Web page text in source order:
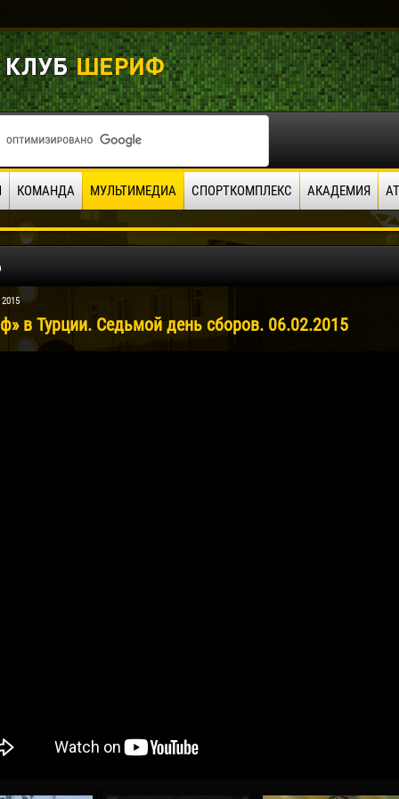
КОМАНДА МУЛЬТИМЕДИА СПОРТКОМПЛЕКС АКАДЕМИЯ
АФЕТСЕ
15 Июня
в Турции. Седьмой день сборов. 06.02.2015